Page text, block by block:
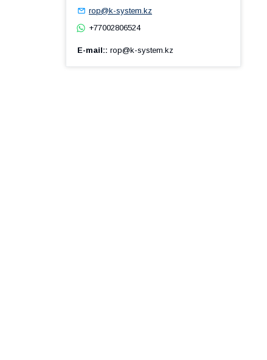
rop@k-system.kz
+77002806524
E-mail: rop@k-system.kz